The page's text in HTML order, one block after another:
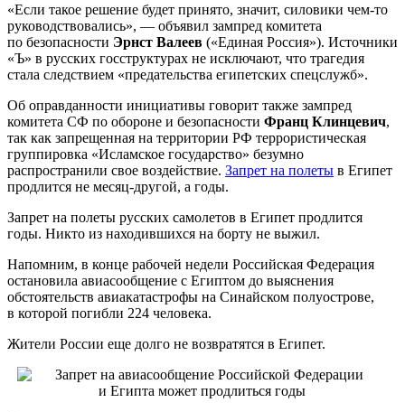
«Если такое решение будет принято, значит, силовики чем-то
руководствовались», — объявил зампред комитета
по безопасности Эрнст Валеев («Единая Россия»). Источники
«Ъ» в русских госструктурах не исключают, что трагедия
стала следствием «предательства египетских спецслужб».
Об оправданности инициативы говорит также зампред
комитета СФ по обороне и безопасности Франц Клинцевич,
так как запрещенная на территории РФ террористическая
группировка «Исламское государство» безумно
распространили свое воздействие. Запрет на полеты в Египет
продлится не месяц-другой, а годы.
Запрет на полеты русских самолетов в Египет продлится
годы. Никто из находившихся на борту не выжил.
Напомним, в конце рабочей недели Российская Федерация
остановила авиасообщение с Египтом до выяснения
обстоятельств авиакатастрофы на Синайском полуострове,
в которой погибли 224 человека.
Жители России еще долго не возвратятся в Египет.